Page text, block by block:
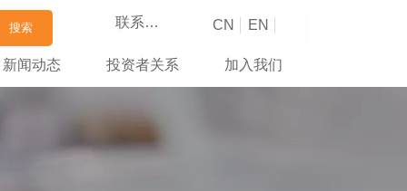
搜索 联系我们 CN EN
新闻动态 投资者关系 加入我们